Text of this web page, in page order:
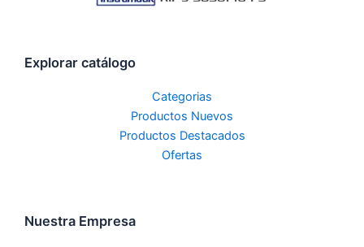
Explorar catálogo
Categorias
Productos Nuevos
Productos Destacados
Ofertas
Nuestra Empresa